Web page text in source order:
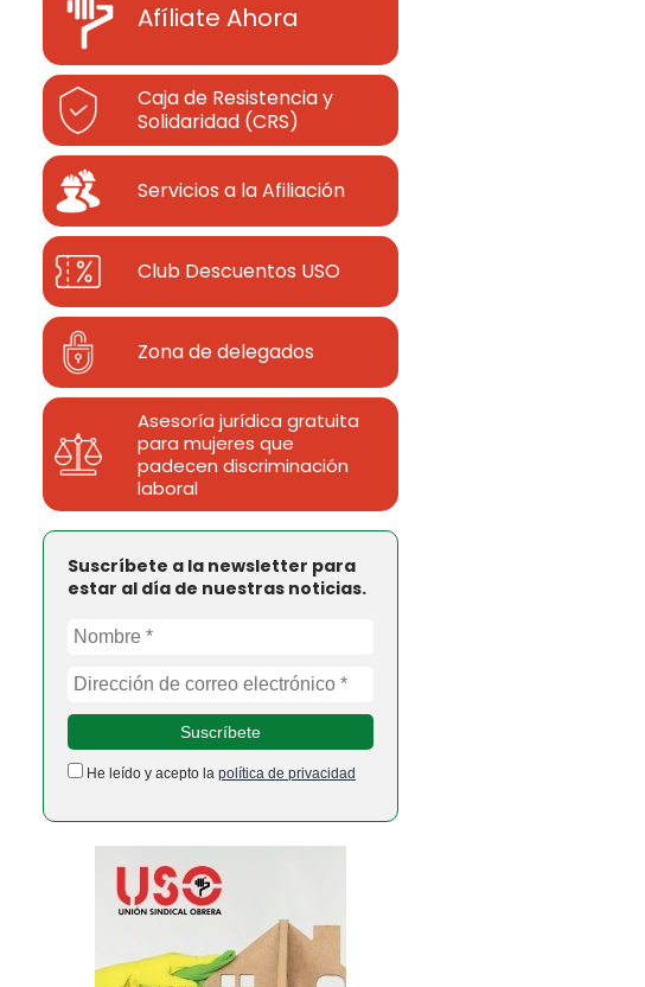
Afíliate Ahora
Caja de Resistencia y
Solidaridad (CRS)
Servicios a la Afiliación
Club Descuentos USO
Zona de delegados
Asesoría jurídica gratuita
para mujeres que
padecen discriminación
laboral
Suscríbete a la newsletter para
estar al día de nuestras noticias.
He leído y acepto la política de privacidad